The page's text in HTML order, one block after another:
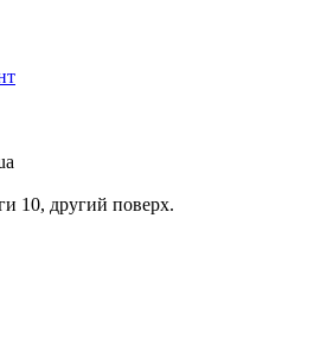
10, другий поверх.